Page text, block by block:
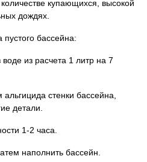
купающихся, высокой
дождях.
бассейна:
из расчета 1 литр на 7
стенки бассейна,
детали.
1-2 часа.
наполнить бассейн.